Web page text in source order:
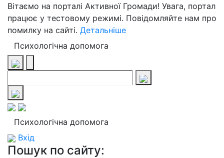
Вітаємо на порталі Активної Громади! Увага, портал
працює у тестовому режимі. Повідомляйте нам про
помилку на сайті. Детальніше
Психологічна допомога
Психологічна допомога
Вхід
Пошук по сайту: